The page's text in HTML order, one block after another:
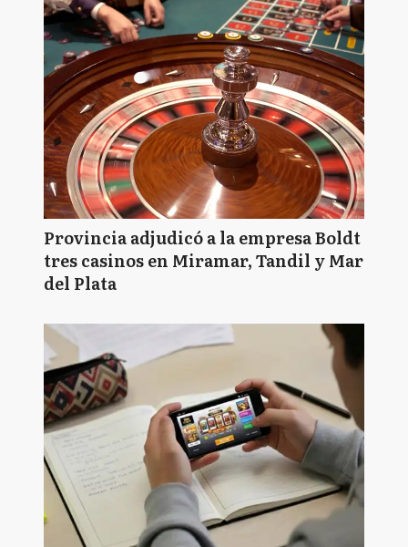
Provincia adjudicó a la empresa Boldt
tres casinos en Miramar, Tandil y Mar
del Plata